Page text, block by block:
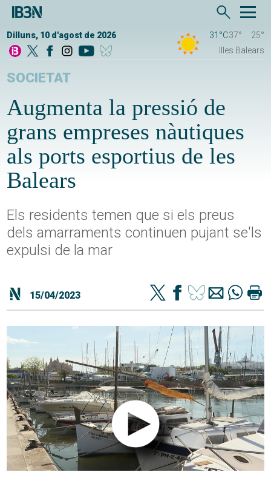
Dilluns, 10 d'agost de 2026 31°C37°
25°
Illes Balears
SOCIETAT
Augmenta la pressió de
grans empreses nàutiques
als ports esportius de les
Balears
Els residents temen que si els preus
dels amarraments continuen pujant se'ls
expulsi de la mar
15/04/2023